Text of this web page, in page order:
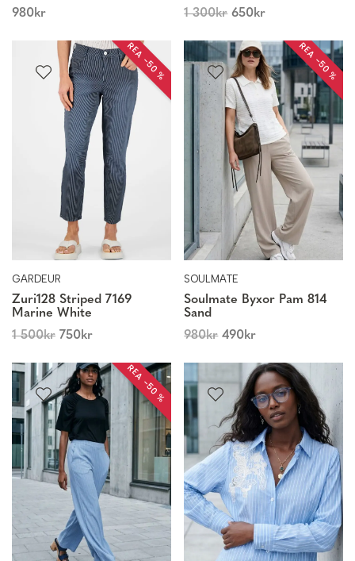
980kr 1 300kr 650kr
REA −50 %
GARDEUR
Zuri128 Striped 7169
Marine White
1 500kr 750kr
REA −50 %
SOULMATE
Soulmate Byxor Pam 814
Sand
980kr 490kr
REA −50 %